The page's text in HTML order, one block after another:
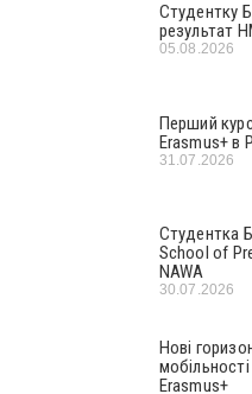
Студентку
результат
05.08.2026
Перший
Erasmus+ в
31.07.2026
Студентка
School of
NAWA
30.07.2026
Нові
Erasmus+